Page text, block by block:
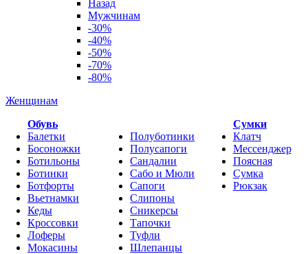
Назад
Мужчинам
-30%
-40%
-50%
-70%
-80%
Женщинам
Обувь
Балетки
Босоножки
Ботильоны
Ботинки
Ботфорты
Вьетнамки
Кеды
Кроссовки
Лоферы
Мокасины
Полуботинки
Полусапоги
Сандалии
Сабо и Мюли
Сапоги
Слипоны
Сникерсы
Тапочки
Туфли
Шлепанцы
Cумки
Клатч
Мессенджер
Поясная
Сумка
Рюкзак